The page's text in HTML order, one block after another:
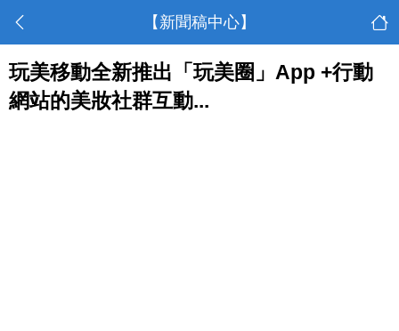
【新聞稿中心】
玩美移動全新推出「玩美圈」App +行動
網站的美妝社群互動...